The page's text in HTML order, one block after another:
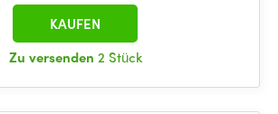
Zu versenden 2 Stück
KAUFEN